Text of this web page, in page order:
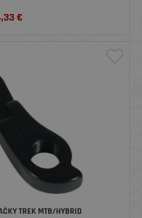
€
TREK MTB/HYBRID